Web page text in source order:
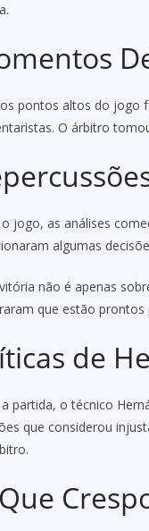
pontos altos do jogo
O árbitro
jogo, as análises
algumas
não é apenas
que estão prontos
de
partida, o técnico
que considerou